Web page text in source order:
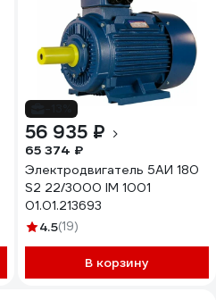
56 935 ₽
65 374 ₽
Электродвигатель 5АИ 180
S2 22/3000 IM 1001
01.01.213693
4.5(19)
В корзину